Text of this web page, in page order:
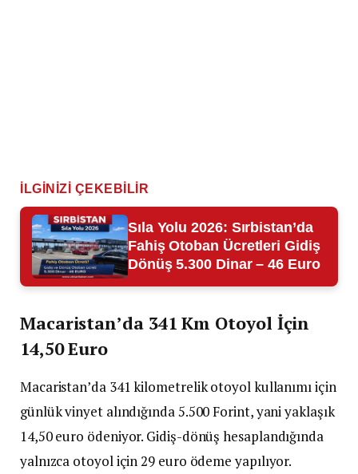
İLGINIZI ÇEKEBILIR
Sıla Yolu 2026: Sırbistan’da
Fahiş Otoban Ücretleri Gidiş
Dönüş 5.300 Dinar – 46 Euro
Macaristan’da 341 Km Otoyol İçin
14,50 Euro
Macaristan’da 341 kilometrelik otoyol kullanımı için
günlük vinyet alındığında 5.500 Forint, yani yaklaşık
14,50 euro ödeniyor. Gidiş-dönüş hesaplandığında
yalnızca otoyol için 29 euro ödeme yapılıyor.